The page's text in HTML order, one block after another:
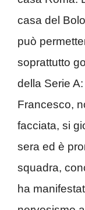
casa del
può
soprattutto
della Serie
Francesco,
facciata, si
sera ed è
squadra,
ha